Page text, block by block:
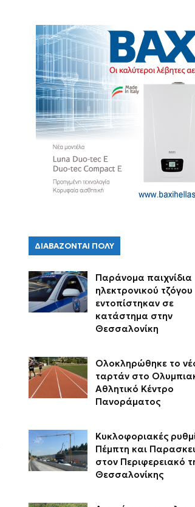
ΔΙΑΒΑΖΟΝΤΑΙ ΠΟΛΥ
Παράνομα παιχνίδια
ηλεκτρονικού τζόγου
εντοπίστηκαν σε
κατάστημα στην
Θεσσαλονίκη
Ολοκληρώθηκε το
ταρτάν στο
Αθλητικό Κέντρο
Πανοράματος
Κυκλοφοριακές
Πέμπτη και
στον Περιφερειακό
Θεσσαλονίκης